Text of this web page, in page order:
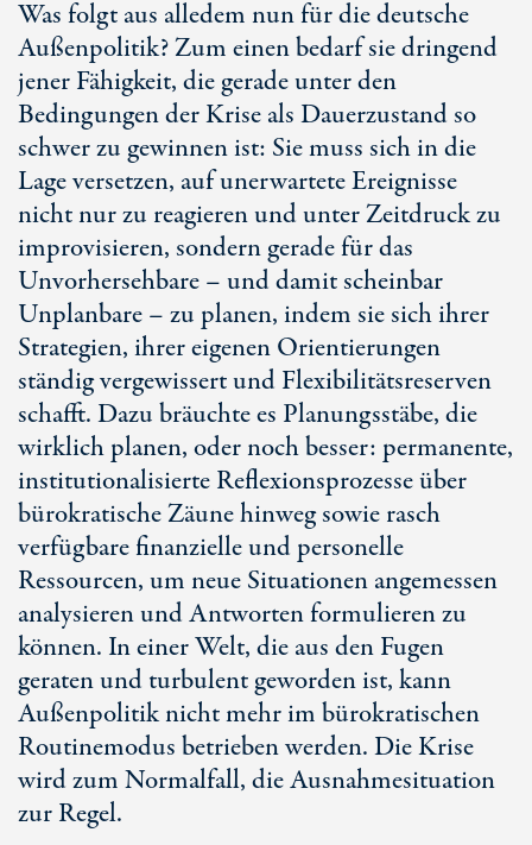
Was folgt aus alledem nun für die deutsche
Außenpolitik? Zum einen bedarf sie dringend
jener Fähigkeit, die gerade unter den
Bedingungen der Krise als Dauerzustand so
schwer zu gewinnen ist: Sie muss sich in die
Lage versetzen, auf unerwartete Ereignisse
nicht nur zu reagieren und unter Zeitdruck zu
improvisieren, sondern gerade für das
Unvorhersehbare – und damit scheinbar
Unplanbare – zu planen, indem sie sich ihrer
Strategien, ihrer eigenen Orientierungen
ständig vergewissert und Flexibilitätsreserven
schafft. Dazu bräuchte es Planungsstäbe, die
wirklich planen, oder noch besser: permanente,
institutionalisierte Reflexionsprozesse über
bürokratische Zäune hinweg sowie rasch
verfügbare finanzielle und personelle
Ressourcen, um neue Situationen angemessen
analysieren und Antworten formulieren zu
können. In einer Welt, die aus den Fugen
geraten und turbulent geworden ist, kann
Außenpolitik nicht mehr im bürokratischen
Routinemodus betrieben werden. Die Krise
wird zum Normalfall, die Ausnahmesituation
zur Regel.